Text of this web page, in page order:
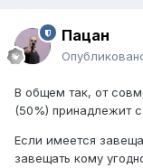
Пацан
В общем так, от
(50%) принадлежит
Если имеется
завещать кому